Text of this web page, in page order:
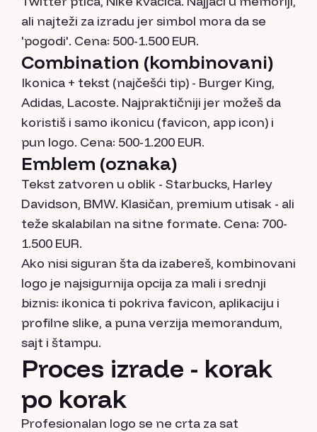
ali najteži za izradu jer simbol mora da se
'pogodi'. Cena: 500-1.500 EUR.
Combination (kombinovani)
Ikonica + tekst (najčešći tip) - Burger King,
Adidas, Lacoste. Najpraktičniji jer možeš da
koristiš i samo ikonicu (favicon, app icon) i
pun logo. Cena: 500-1.200 EUR.
Emblem (oznaka)
Tekst zatvoren u oblik - Starbucks, Harley
Davidson, BMW. Klasičan, premium utisak - ali
teže skalabilan na sitne formate. Cena: 700-
1.500 EUR.
Ako nisi siguran šta da izabereš, kombinovani
logo je najsigurnija opcija za mali i srednji
biznis: ikonica ti pokriva favicon, aplikaciju i
profilne slike, a puna verzija memorandum,
sajt i štampu.
Proces izrade - korak
po korak
Profesionalan logo se ne crta za sat